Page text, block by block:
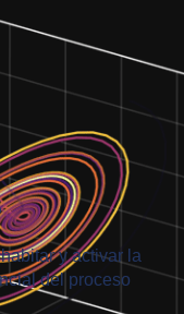
y activar la
del proceso